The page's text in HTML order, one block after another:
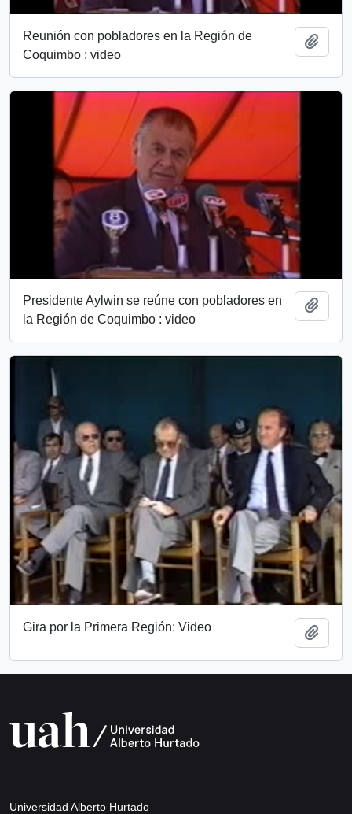
Reunión con pobladores en la Región de
Coquimbo : video
Presidente Aylwin se reúne con pobladores en
la Región de Coquimbo : video
Gira por la Primera Región: Video
Universidad Alberto Hurtado